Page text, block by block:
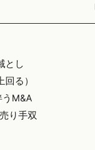
とし
る）
M&A
り手双